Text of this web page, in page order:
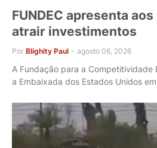
FUNDEC apresenta
atrair investimentos
Por Blighity Paul - agosto 06, 2026
A Fundação para a Competitividade
a Embaixada dos Estados Unidos